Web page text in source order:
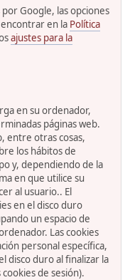
Google, las opciones
en la Política
ajustes para la
en su ordenador,
páginas web.
entre otras cosas,
los hábitos de
y, dependiendo de la
en que utilice su
al usuario.. El
en el disco duro
un espacio de
Las cookies
personal específica,
disco duro al finalizar la
de sesión).